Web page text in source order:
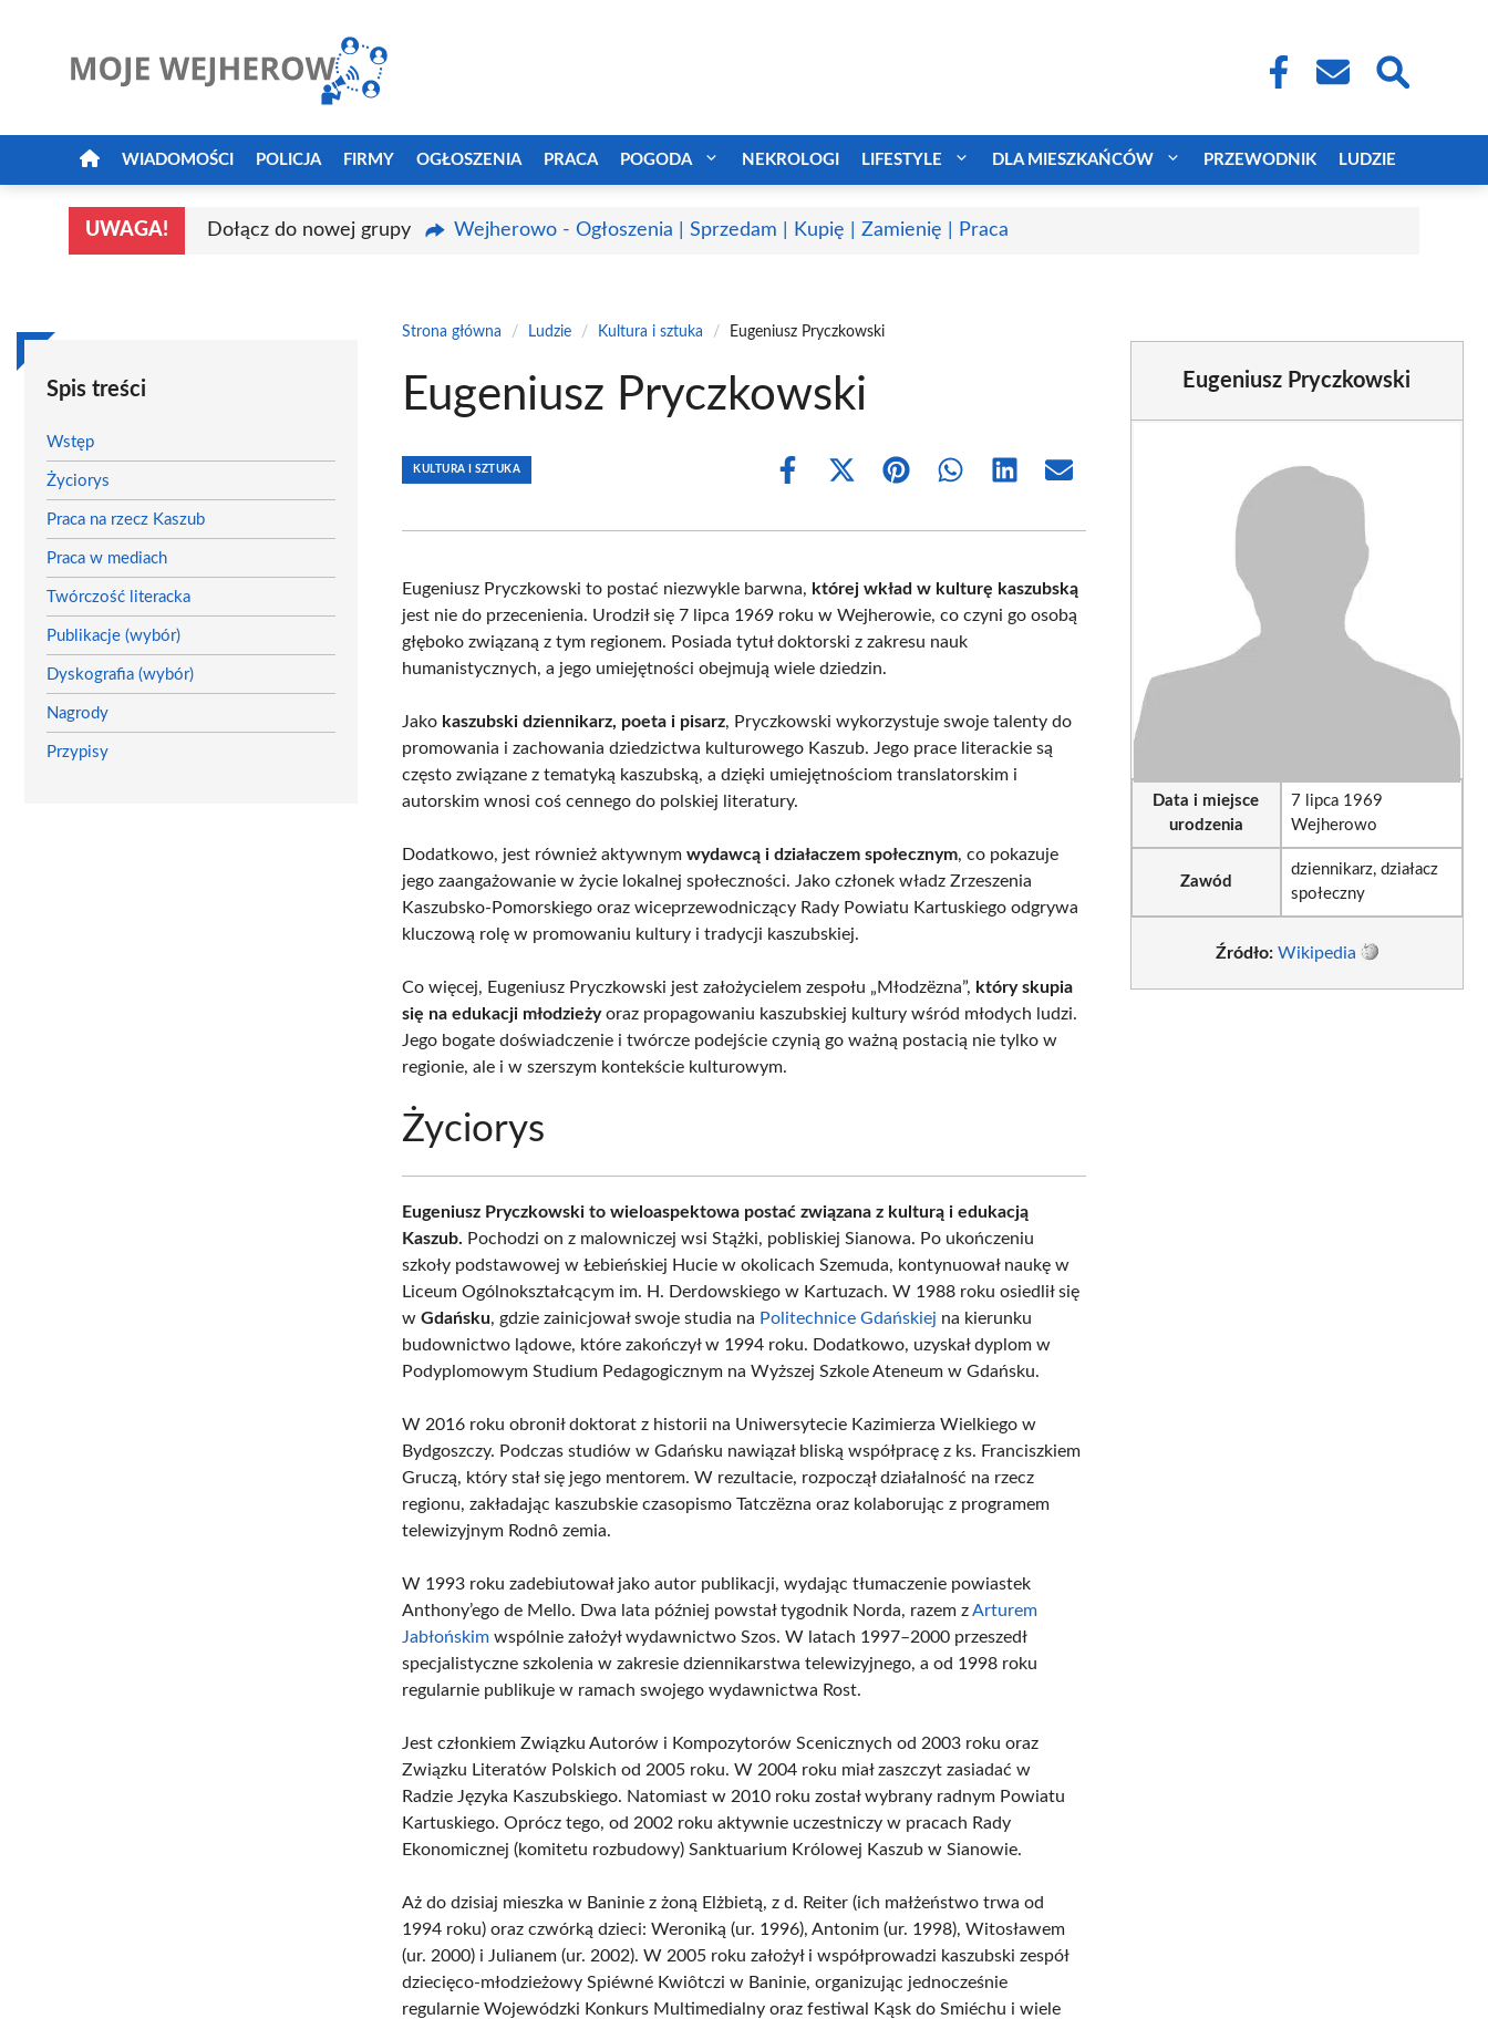
WIADOMOŚCI POLICJA FIRMY OGŁOSZENIA PRACA POGODA NEKROLOGI LIFESTYLE DLA MIESZKAŃCÓW PRZEWODNIK LUDZIE
UWAGA! Dołącz do nowej grupy Wejherowo - Ogłoszenia | Sprzedam | Kupię | Zamienię | Praca
Spis treści
Wstęp
Życiorys
Praca na rzecz Kaszub
Praca w mediach
Twórczość literacka
Publikacje (wybór)
Dyskografia (wybór)
Nagrody
Przypisy
Strona główna / Ludzie / Kultura i sztuka / Eugeniusz Pryczkowski
Eugeniusz Pryczkowski
KULTURA I SZTUKA
Share
Share
(Twitter)
Share Share Share Share
Eugeniusz Pryczkowski to postać niezwykle barwna, której wkład w kulturę kaszubską
jest nie do przecenienia. Urodził się 7 lipca 1969 roku w Wejherowie, co czyni go osobą
głęboko związaną z tym regionem. Posiada tytuł doktorski z zakresu nauk
humanistycznych, a jego umiejętności obejmują wiele dziedzin.
Jako kaszubski dziennikarz, poeta i pisarz, Pryczkowski wykorzystuje swoje talenty do
promowania i zachowania dziedzictwa kulturowego Kaszub. Jego prace literackie są
często związane z tematyką kaszubską, a dzięki umiejętnościom translatorskim i
autorskim wnosi coś cennego do polskiej literatury.
Dodatkowo, jest również aktywnymwydawcą i działaczem społecznym, co pokazuje
jego zaangażowanie w życie lokalnej społeczności. Jako członek władz Zrzeszenia
Kaszubsko-Pomorskiego oraz wiceprzewodniczący Rady Powiatu Kartuskiego odgrywa
kluczową rolę w promowaniu kultury i tradycji kaszubskiej.
Co więcej, Eugeniusz Pryczkowski jest założycielem zespołu „Młodzëzna”, który skupia
się na edukacji młodzieżyoraz propagowaniu kaszubskiej kultury wśród młodych ludzi.
Jego bogate doświadczenie i twórcze podejście czynią go ważną postacią nie tylko w
regionie, ale i w szerszym kontekście kulturowym.
Życiorys
Eugeniusz Pryczkowski to wieloaspektowa postać związana z kulturą i edukacją
Kaszub. Pochodzi on z malowniczej wsi Stążki, pobliskiej Sianowa. Po ukończeniu
szkoły podstawowej w Łebieńskiej Hucie w okolicach Szemuda, kontynuował naukę w
Liceum Ogólnokształcącym im. H. Derdowskiego w Kartuzach. W 1988 roku osiedlił się
wGdańsku, gdzie zainicjował swoje studia na Politechnice Gdańskiej na kierunku
budownictwo lądowe, które zakończył w 1994 roku. Dodatkowo, uzyskał dyplom w
Podyplomowym Studium Pedagogicznym na Wyższej Szkole Ateneum w Gdańsku.
W 2016 roku obronił doktorat z historii na Uniwersytecie Kazimierza Wielkiego w
Bydgoszczy. Podczas studiów w Gdańsku nawiązał bliską współpracę z ks. Franciszkiem
Gruczą, który stał się jego mentorem. W rezultacie, rozpoczął działalność na rzecz
regionu, zakładając kaszubskie czasopismo Tatczëzna oraz kolaborując z programem
telewizyjnym Rodnô zemia.
W 1993 roku zadebiutował jako autor publikacji, wydając tłumaczenie powiastek
Anthony’ego de Mello. Dwa lata później powstał tygodnik Norda, razem zArturem
Jabłońskim wspólnie założył wydawnictwo Szos. W latach 1997–2000 przeszedł
specjalistyczne szkolenia w zakresie dziennikarstwa telewizyjnego, a od 1998 roku
regularnie publikuje w ramach swojego wydawnictwa Rost.
Jest członkiem Związku Autorów i Kompozytorów Scenicznych od 2003 roku oraz
Związku Literatów Polskich od 2005 roku. W 2004 roku miał zaszczyt zasiadać w
Radzie Języka Kaszubskiego. Natomiast w 2010 roku został wybrany radnym Powiatu
Kartuskiego. Oprócz tego, od 2002 roku aktywnie uczestniczy w pracach Rady
Ekonomicznej (komitetu rozbudowy) Sanktuarium Królowej Kaszub w Sianowie.
Aż do dzisiaj mieszka w Baninie z żoną Elżbietą, z d. Reiter (ich małżeństwo trwa od
1994 roku) oraz czwórką dzieci: Weroniką (ur. 1996), Antonim (ur. 1998), Witosławem
(ur. 2000) i Julianem (ur. 2002). W 2005 roku założył i współprowadzi kaszubski zespół
dziecięco-młodzieżowy Spiéwné Kwiôtczi w Baninie, organizując jednocześnie
regularnie Wojewódzki Konkurs Multimedialny oraz festiwal Kąsk do Smiéchu i wiele
Eugeniusz Pryczkowski
Data i miejsce
urodzenia
7 lipca 1969
Wejherowo
Zawód
dziennikarz, działacz
społeczny
Źródło: Wikipedia